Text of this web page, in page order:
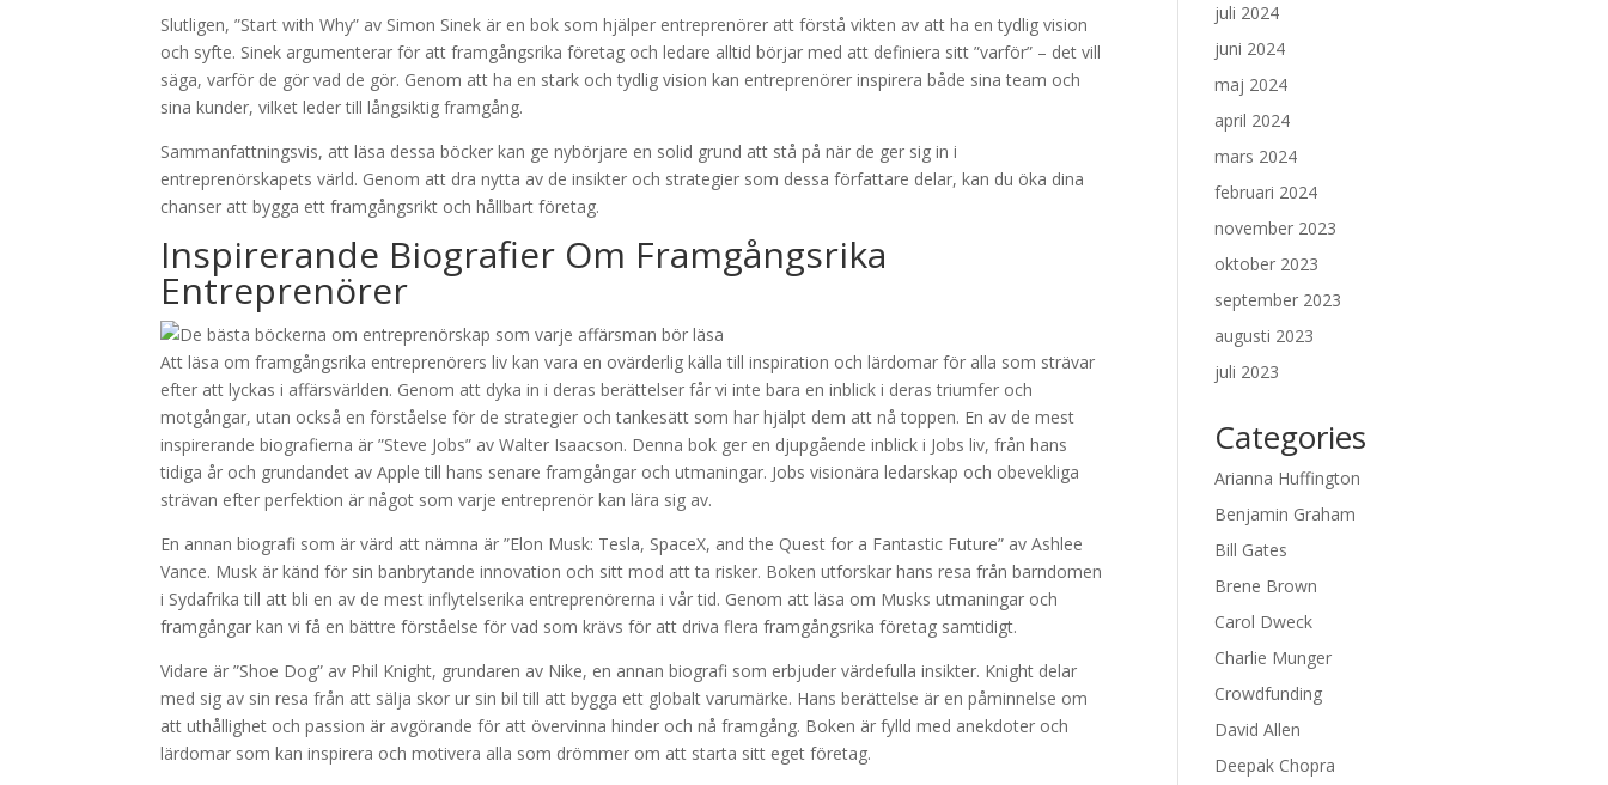
Slutligen, ”Start with Why” av Simon Sinek är en bok som hjälper entreprenörer att förstå vikten av att ha en tydlig vision
och syfte. Sinek argumenterar för att framgångsrika företag och ledare alltid börjar med att definiera sitt ”varför” – det vill
säga, varför de gör vad de gör. Genom att ha en stark och tydlig vision kan entreprenörer inspirera både sina team och
sina kunder, vilket leder till långsiktig framgång.
Sammanfattningsvis, att läsa dessa böcker kan ge nybörjare en solid grund att stå på när de ger sig in i
entreprenörskapets värld. Genom att dra nytta av de insikter och strategier som dessa författare delar, kan du öka dina
chanser att bygga ett framgångsrikt och hållbart företag.
Inspirerande Biografier Om Framgångsrika
Entreprenörer
Att läsa om framgångsrika entreprenörers liv kan vara en ovärderlig källa till inspiration och lärdomar för alla som strävar
efter att lyckas i affärsvärlden. Genom att dyka in i deras berättelser får vi inte bara en inblick i deras triumfer och
motgångar, utan också en förståelse för de strategier och tankesätt som har hjälpt dem att nå toppen. En av de mest
inspirerande biografierna är ”Steve Jobs” av Walter Isaacson. Denna bok ger en djupgående inblick i Jobs liv, från hans
tidiga år och grundandet av Apple till hans senare framgångar och utmaningar. Jobs visionära ledarskap och obevekliga
strävan efter perfektion är något som varje entreprenör kan lära sig av.
En annan biografi som är värd att nämna är ”Elon Musk: Tesla, SpaceX, and the Quest for a Fantastic Future” av Ashlee
Vance. Musk är känd för sin banbrytande innovation och sitt mod att ta risker. Boken utforskar hans resa från barndomen
i Sydafrika till att bli en av de mest inflytelserika entreprenörerna i vår tid. Genom att läsa om Musks utmaningar och
framgångar kan vi få en bättre förståelse för vad som krävs för att driva flera framgångsrika företag samtidigt.
Vidare är ”Shoe Dog” av Phil Knight, grundaren av Nike, en annan biografi som erbjuder värdefulla insikter. Knight delar
med sig av sin resa från att sälja skor ur sin bil till att bygga ett globalt varumärke. Hans berättelse är en påminnelse om
att uthållighet och passion är avgörande för att övervinna hinder och nå framgång. Boken är fylld med anekdoter och
lärdomar som kan inspirera och motivera alla som drömmer om att starta sitt eget företag.
juli 2024
juni 2024
maj 2024
april 2024
mars 2024
februari 2024
november 2023
oktober 2023
september 2023
augusti 2023
juli 2023
Categories
Arianna Huffington
Benjamin Graham
Bill Gates
Brene Brown
Carol Dweck
Charlie Munger
Crowdfunding
David Allen
Deepak Chopra